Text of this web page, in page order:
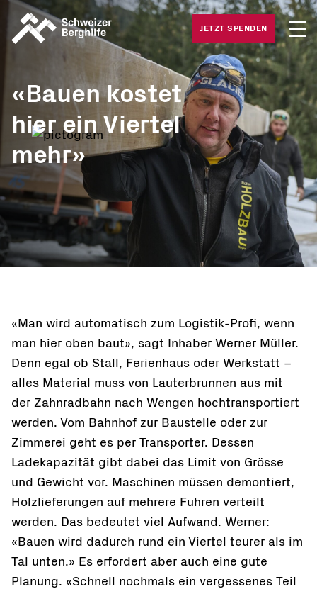
Was wir tun
Was Sie tun können
Gesuche
Über uns
JETZT SPENDEN
«Bauen kostet
hier ein Viertel
mehr»
«Man wird automatisch zum Logistik-Profi, wenn
man hier oben baut», sagt Inhaber Werner Müller.
Denn egal ob Stall, Ferienhaus oder Werkstatt –
alles Material muss von Lauterbrunnen aus mit
der Zahnradbahn nach Wengen hochtransportiert
werden. Vom Bahnhof zur Baustelle oder zur
Zimmerei geht es per Transporter. Dessen
Ladekapazität gibt dabei das Limit von Grösse
und Gewicht vor. Maschinen müssen demontiert,
Holzlieferungen auf mehrere Fuhren verteilt
werden. Das bedeutet viel Aufwand. Werner:
«Bauen wird dadurch rund ein Viertel teurer als im
Tal unten.» Es erfordert aber auch eine gute
Planung. «Schnell nochmals ein vergessenes Teil